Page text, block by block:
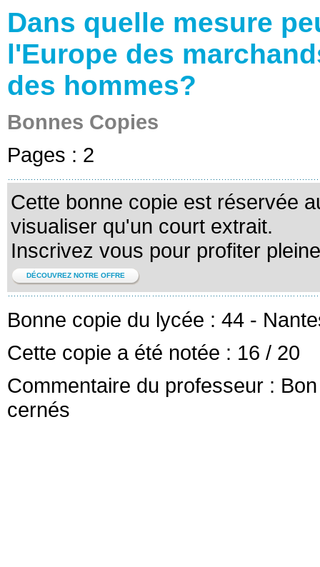
Dans quelle mesure
l'Europe des
des hommes?
Bonnes Copies
Pages : 2
Cette bonne copie est réservée
visualiser qu'un court extrait.
Inscrivez vous pour profiter
DÉCOUVREZ NOTRE OFFRE
Bonne copie du lycée : 44 -
Cette copie a été notée : 16 / 20
Commentaire du professeur :
cernés